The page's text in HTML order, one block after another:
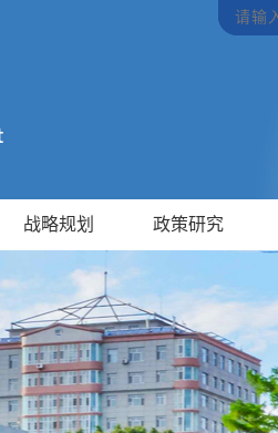
战略规划 政策研究